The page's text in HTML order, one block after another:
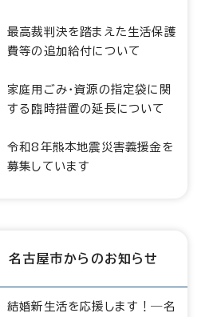
最高裁判決を踏まえた生活保護
費等の追加給付について
家庭用ごみ・資源の指定袋に関
する臨時措置の延長について
令和8年熊本地震災害義援金を
募集しています
名古屋市からのお知らせ
結婚新生活を応援します！―名